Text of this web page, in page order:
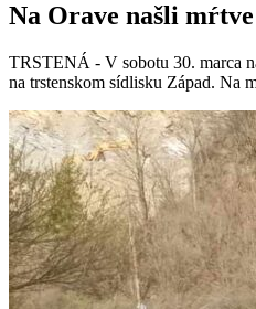
Na Orave našli
TRSTENÁ - V sobotu 30. marca
na trstenskom sídlisku Západ. Na